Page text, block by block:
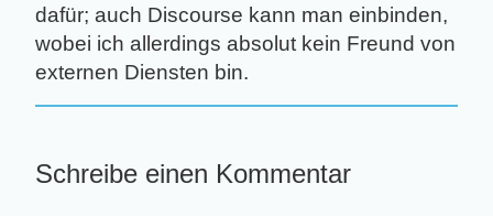
dafür; auch Discourse kann man einbinden,
wobei ich allerdings absolut kein Freund von
externen Diensten bin.
Schreibe einen Kommentar